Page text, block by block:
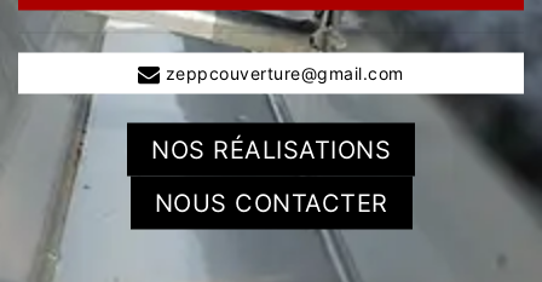
zeppcouverture@gmail.com
NOS RÉALISATIONS
NOUS CONTACTER